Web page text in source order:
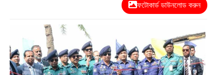
ফটোকার্ড ডাউনলোড করুন